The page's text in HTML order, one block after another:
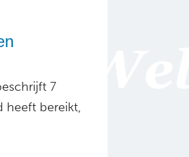
7
heeft bereikt,